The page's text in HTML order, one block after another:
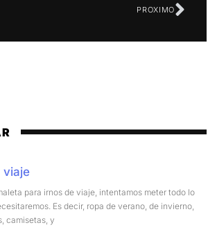
PROXIMO
viaje
para irnos de viaje, intentamos meter todo lo
Es decir, ropa de verano, de invierno,
camisetas, y